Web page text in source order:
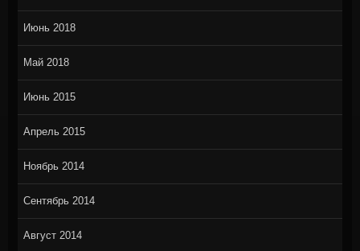
Июнь 2018
Май 2018
Июнь 2015
Апрель 2015
Ноябрь 2014
Сентябрь 2014
Август 2014